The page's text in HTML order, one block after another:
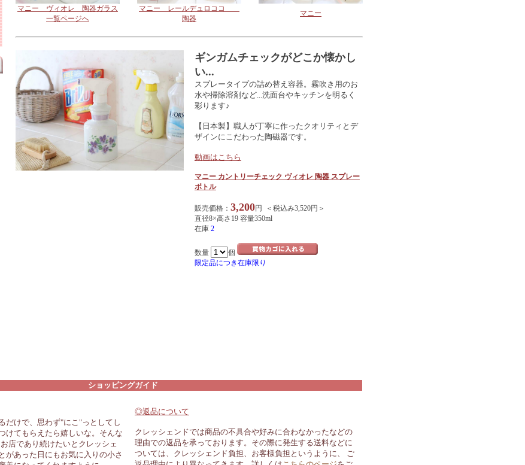
マニー ヴィオレ 陶器ガラス
一覧ページへ
マニー レールデュロココ
陶器
マニー
ギンガムチェックがどこか懐かし
い...
スプレータイプの詰め替え容器。霧吹き用のお
水や掃除溶剤など...洗面台やキッチンを明るく
彩ります♪
【日本製】職人が丁寧に作ったクオリティとデ
ザインにこだわった陶磁器です。
動画はこちら
マニー カントリーチェック ヴィオレ 陶器 スプレー
ボトル
販売価格： 3,200円 ＜税込み3,520円＞
直径8×高さ19 容量350ml
在庫 2
数量
個
限定品につき在庫限り